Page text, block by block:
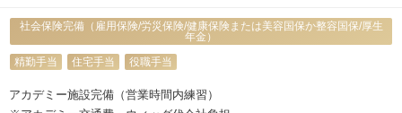
社会保険完備（雇用保険/労災保険/健康保険または美容国保か整容国保/厚生
年金）
精勤手当
住宅手当 役職手当
アカデミー施設完備（営業時間内練習）